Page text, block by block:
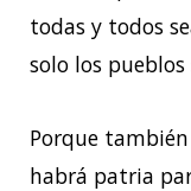
todas y todos
solo los
Porque
habrá patria